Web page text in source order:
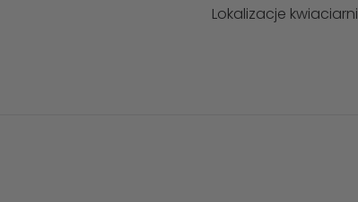
Lokalizacje kwiaciarni